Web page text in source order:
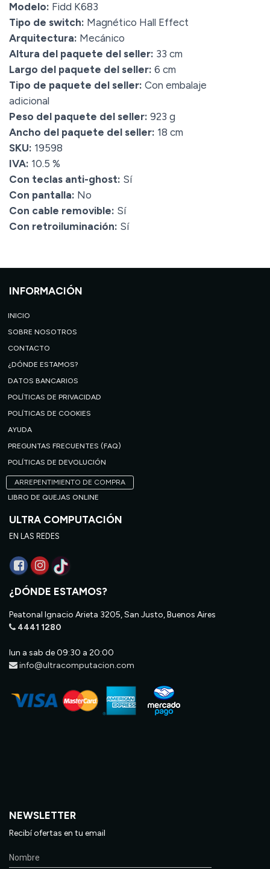
Modelo: Fidd K683
Tipo de switch: Magnético Hall Effect
Arquitectura: Mecánico
Altura del paquete del seller: 33 cm
Largo del paquete del seller: 6 cm
Tipo de paquete del seller: Con embalaje
adicional
Peso del paquete del seller: 923 g
Ancho del paquete del seller: 18 cm
SKU: 19598
IVA: 10.5 %
Con teclas anti-ghost: Sí
Con pantalla: No
Con cable removible: Sí
Con retroiluminación: Sí
INFORMACIÓN
INICIO
SOBRE NOSOTROS
CONTACTO
¿DÓNDE ESTAMOS?
DATOS BANCARIOS
POLÍTICAS DE PRIVACIDAD
POLÍTICAS DE COOKIES
AYUDA
PREGUNTAS FRECUENTES (FAQ)
POLÍTICAS DE DEVOLUCIÓN
ARREPENTIMIENTO DE COMPRA
LIBRO DE QUEJAS ONLINE
ULTRA COMPUTACIÓN
EN LAS REDES
¿DÓNDE ESTAMOS?
Peatonal Ignacio Arieta 3205, San Justo, Buenos Aires
4441 1280
lun a sab de 09:30 a 20:00
info@ultracomputacion.com
NEWSLETTER
Recibí ofertas en tu email